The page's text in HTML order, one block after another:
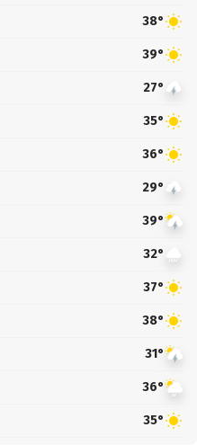
38°
39°
27°
35°
36°
29°
39°
32°
37°
38°
31°
36°
35°